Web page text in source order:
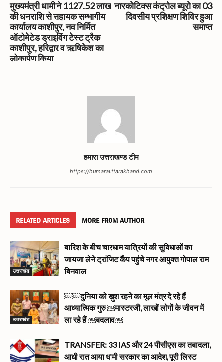
मुख्यमंत्री धामी ने 1127.52 लाख
की धनराशि से सहायक सम्भागीय
कार्यालय काशीपुर, नव निर्मित
ऑटोमेटेड ड्राइविंग टेस्ट ट्रैक
काशीपुर, हरिद्वार व ऋषिकेश का
लोकार्पण किया
नारकोटिक्स कंट्रोल ब्यूरो का 03
दिवसीय प्रशिक्षण शिविर हुआ
समाप्त
हमारा उत्तराखण्ड टीम
https://humarauttarakhand.com
RELATED ARTICLES MORE FROM AUTHOR
उत्तराखंड
बारिश के बीच चारधाम यात्रियों की सुविधाओं का
जायजा लेने ट्रांजिट कैंप पहुंचे नगर आयुक्त गोपाल राम
बिनवाल
उत्तराखंड
￼￼दुनिया को ख़ुश रहने का मूल मंत्र दे रहे हैं
आध्यात्मिक गुरु ￼मास्टरजी, लाखों लोगों के जीवन में
ला रहे हैं ￼बदलाव￼
TRANSFER: 33 IAS और 24 पीसीएस का तबादला,
आधी रात आया धामी सरकार का आदेश, पूरी लिस्ट